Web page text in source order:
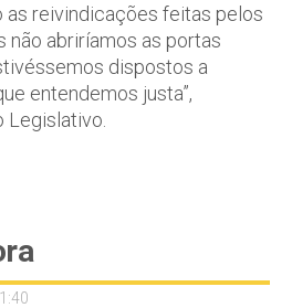
as reivindicações feitas pelos
não abriríamos as portas
dispostos a
entendemos justa”,
Legislativo.